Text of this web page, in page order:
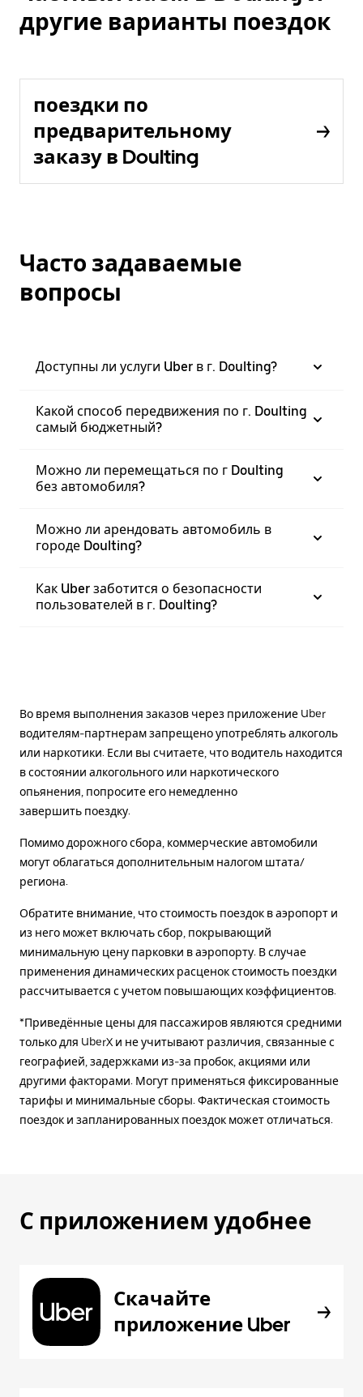
другие варианты поездок
поездки по
предварительному
заказу в Doulting
Часто задаваемые
вопросы
Доступны ли услуги Uber в г. Doulting?
Какой способ передвижения по г. Doulting
самый бюджетный?
Можно ли перемещаться по г Doulting
без автомобиля?
Можно ли арендовать автомобиль в
городе Doulting?
Как Uber заботится о безопасности
пользователей в г. Doulting?
Во время выполнения заказов через приложение Uber
водителям-партнерам запрещено употреблять алкоголь
или наркотики. Если вы считаете, что водитель находится
в состоянии алкогольного или наркотического
опьянения, попросите его немедленно
завершить поездку.
Помимо дорожного сбора, коммерческие автомобили
могут облагаться дополнительным налогом штата/
региона.
Обратите внимание, что стоимость поездок в аэропорт и
из него может включать сбор, покрывающий
минимальную цену парковки в аэропорту. В случае
применения динамических расценок стоимость поездки
рассчитывается с учетом повышающих коэффициентов.
*Приведённые цены для пассажиров являются средними
только для UberX и не учитывают различия, связанные с
географией, задержками из-за пробок, акциями или
другими факторами. Могут применяться фиксированные
тарифы и минимальные сборы. Фактическая стоимость
поездок и запланированных поездок может отличаться.
С приложением удобнее
Скачайте
приложение Uber